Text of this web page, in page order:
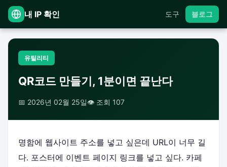
내 IP 확인 도구 블로그
유틸리티
QR코드 만들기, 1분이면 끝난다
📅 2026년 02월 25일👁️ 조회 107
명함에 웹사이트 주소를 넣고 싶은데 URL이 너무 길
다. 포스터에 이벤트 페이지 링크를 넣고 싶다. 카페